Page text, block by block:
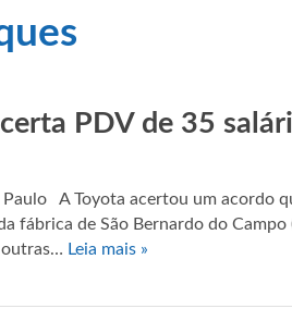
PDV de 35
Paulo A Toyota acertou um acordo
fábrica de São Bernardo do
Leia mais »